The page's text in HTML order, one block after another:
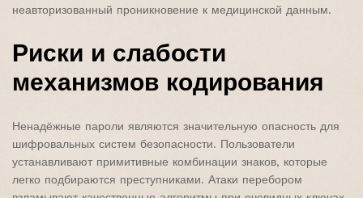
неавторизованный проникновение к медицинской данным.
Риски и слабости
механизмов кодирования
Ненадёжные пароли являются значительную опасность для
шифровальных систем безопасности. Пользователи
устанавливают примитивные комбинации знаков, которые
легко подбираются преступниками. Атаки перебором